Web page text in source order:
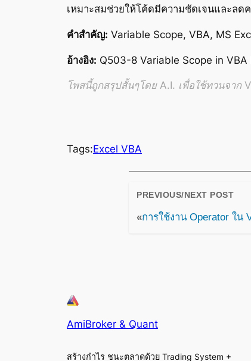
เหมาะสมช่วยให้โค้ดมีความชัดเจนและลด
คำสำคัญ: Variable Scope, VBA, MS
อ้างอิง: Q503-8 Variable Scope in VBA
โพสนี้ถูกสรุปสั้นๆโดย A.I. เพื่อใช้ทวนจาก
Tags:Excel VBA
PREVIOUS/NEXT POST
«การใช้งาน Operator ใน
AmiBroker & Quant
สร้างกำไร ชนะตลาดด้วย Trading System +